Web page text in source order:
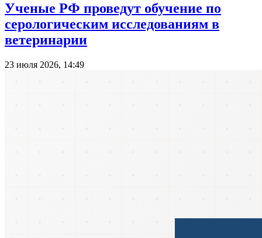
Ученые РФ проведут обучение по
серологическим исследованиям в
ветеринарии
23 июля 2026, 14:49